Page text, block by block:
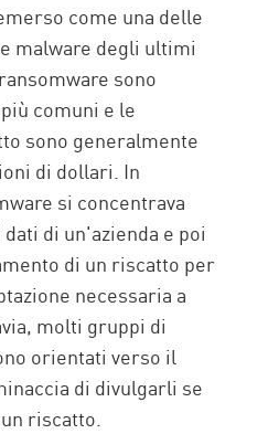
come una delle
malware degli ultimi
sono
comuni e le
sono generalmente
di dollari. In
si concentrava
di un'azienda e poi
di un riscatto per
necessaria a
molti gruppi di
orientati verso il
di divulgarli se
riscatto.